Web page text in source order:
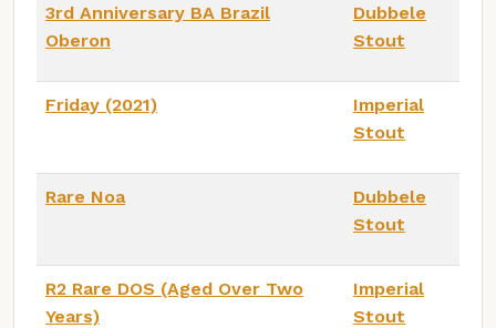
3rd Anniversary BA Brazil
Oberon
Dubbele
Stout
Friday (2021)
Imperial
Stout
Rare Noa
Dubbele
Stout
R2 Rare DOS (Aged Over Two
Years)
Imperial
Stout